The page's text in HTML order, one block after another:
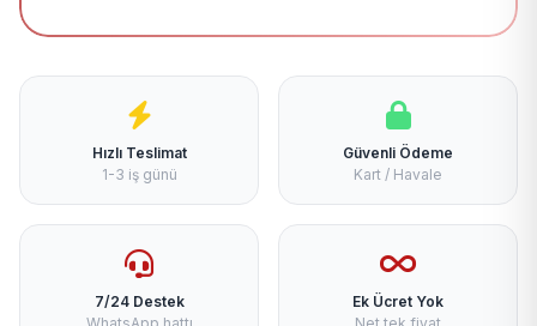
Hızlı Teslimat
1-3 iş günü
Güvenli Ödeme
Kart / Havale
7/24 Destek
Ek Ücret Yok